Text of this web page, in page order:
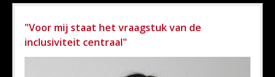
"Voor mij staat het vraagstuk van de
inclusiviteit centraal"